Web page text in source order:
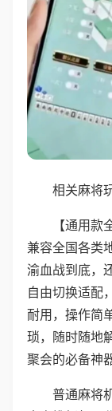
相关麻将
【通用
兼容全国各类
渝血战到底，
自由切换适配
耐用，操作简
琐，随时随地
聚会的必备神器
普通麻将